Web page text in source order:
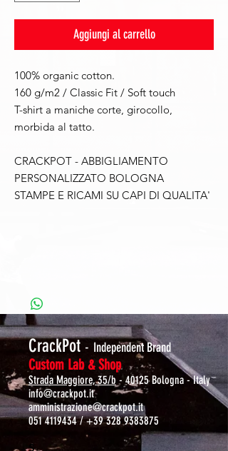
Aggiungi al carrello
100% organic cotton.
160 g/m2 / Classic Fit / Soft touch
T-shirt a maniche corte, girocollo,
morbida al tatto.
CRACKPOT - ABBIGLIAMENTO
PERSONALIZZATO BOLOGNA
STAMPE E RICAMI SU CAPI DI QUALITA'
CrackPot - Independent Brand
Custom Lab & Shop
Strada Maggiore, 35/b - 40125 Bologna - Italy
info@crackpot.it
amministrazione@crackpot.it
051 4119434/+39 328 9383875
S